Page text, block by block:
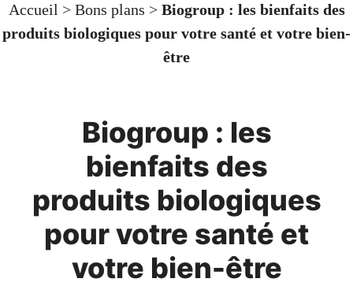
Accueil > Bons plans > Biogroup : les bienfaits des
produits biologiques pour votre santé et votre bien-
être
Biogroup : les
bienfaits des
produits biologiques
pour votre santé et
votre bien-être